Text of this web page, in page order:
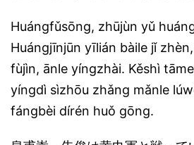
Huángfǔsōng, zhūjùn yǔ
Huángjīnjūn yīlián bàile jǐ
fùjìn, ānle yíngzhài. Kěshì
yíngdì sìzhōu zhǎng mǎnle
fángbèi dírén huǒ gōng.